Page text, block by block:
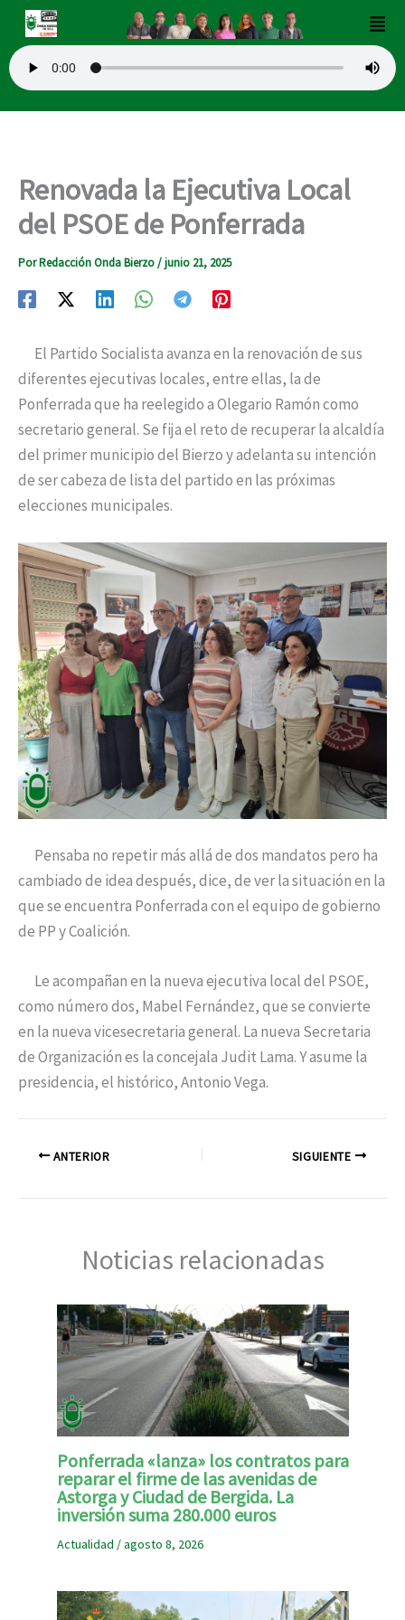
contenido
Renovada la Ejecutiva Local
del PSOE de Ponferrada
PorRedacción Onda Bierzo/junio 21, 2025
El Partido Socialista avanza en la renovación de sus
diferentes ejecutivas locales, entre ellas, la de
Ponferrada que ha reelegido a Olegario Ramón como
secretario general. Se fija el reto de recuperar la alcaldía
del primer municipio del Bierzo y adelanta su intención
de ser cabeza de lista del partido en las próximas
elecciones municipales.
Pensaba no repetir más allá de dos mandatos pero ha
cambiado de idea después, dice, de ver la situación en la
que se encuentra Ponferrada con el equipo de gobierno
de PP y Coalición.
Le acompañan en la nueva ejecutiva local del PSOE,
como número dos, Mabel Fernández, que se convierte
en la nueva vicesecretaria general. La nueva Secretaria
de Organización es la concejala Judit Lama. Y asume la
presidencia, el histórico, Antonio Vega.
ANTERIOR SIGUIENTE
Noticias relacionadas
Ponferrada «lanza» los contratos para
reparar el firme de las avenidas de
Astorga y Ciudad de Bergida. La
inversión suma 280.000 euros
Actualidad /agosto 8, 2026